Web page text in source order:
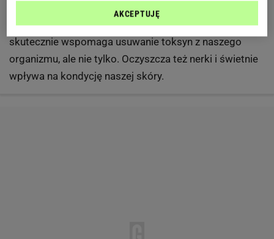
Taką miksturę warto popijać w ciągu całego dnia, bo
skutecznie wspomaga usuwanie toksyn z naszego
organizmu, ale nie tylko. Oczyszcza też nerki i świetnie
wpływa na kondycję naszej skóry.
AKCEPTUJĘ